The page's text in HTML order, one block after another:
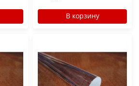
В корзину